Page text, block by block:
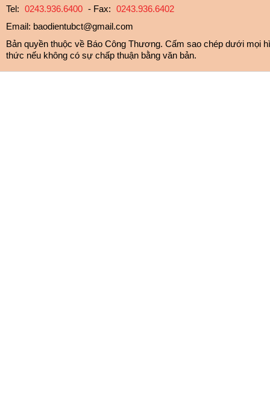
Tel: 0243.936.6400 - Fax: 0243.936.6402
Email: baodientubct@gmail.com
Bản quyền thuộc về Báo Công Thương. Cấm sao chép dưới mọi
thức nếu không có sự chấp thuận bằng văn bản.